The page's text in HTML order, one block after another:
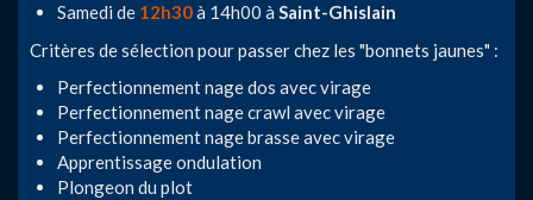
Samedi de 12h30à 14h00 à Saint-Ghislain
Critères de sélection pour passer chez les "bonnets jaunes" :
Perfectionnement nage dos avec virage
Perfectionnement nage crawl avec virage
Perfectionnement nage brasse avec virage
Apprentissage ondulation
Plongeon du plot